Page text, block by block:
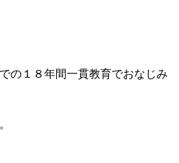
の１８年間一貫教育でおなじみ